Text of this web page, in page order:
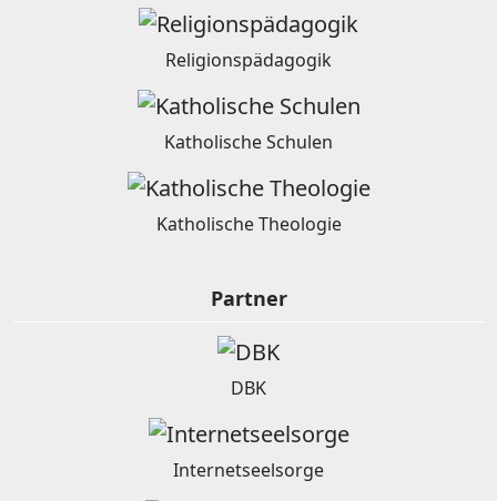
Religionspädagogik
Katholische Schulen
Katholische Theologie
Partner
DBK
Internetseelsorge